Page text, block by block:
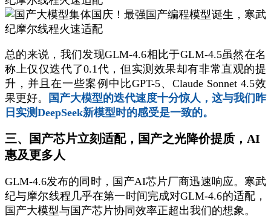
总的来说，我们发现GLM-4.6相比于GLM-4.5虽然在名
称上仅仅迭代了0.1代，但实测效果却有非常直观的提
升，并且在一些案例中比GPT-5、Claude Sonnet 4.5效
果更好。
国产大模型的迭代速度十分惊人，这与我们昨
日实测DeepSeek新模型时的感受是一致的。
三、国产芯片立刻适配，国产之光降价提质，AI
惠及更多人
GLM-4.6发布的同时，国产AI芯片厂商迅速响应。寒武
纪与摩尔线程几乎在第一时间完成对GLM-4.6的适配，
国产大模型与国产芯片协同效率正超出我们的想象。